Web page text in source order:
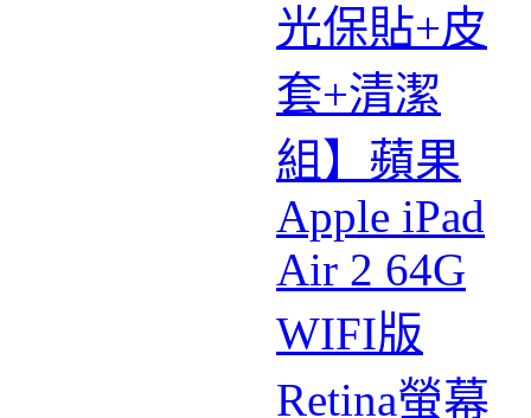
光保貼+皮
套+清潔
組】蘋果
Apple iPad
Air 2 64G
WIFI版
Retina螢幕